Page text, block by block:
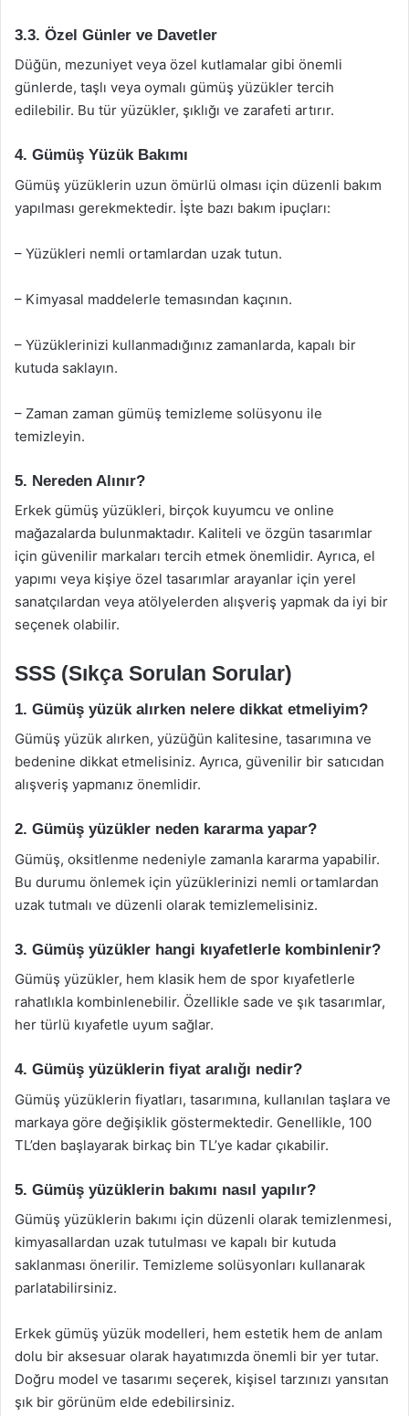
3.3. Özel Günler ve Davetler
Düğün, mezuniyet veya özel kutlamalar gibi önemli
günlerde, taşlı veya oymalı gümüş yüzükler tercih
edilebilir. Bu tür yüzükler, şıklığı ve zarafeti artırır.
4. Gümüş Yüzük Bakımı
Gümüş yüzüklerin uzun ömürlü olması için düzenli bakım
yapılması gerekmektedir. İşte bazı bakım ipuçları:
– Yüzükleri nemli ortamlardan uzak tutun.
– Kimyasal maddelerle temasından kaçının.
– Yüzüklerinizi kullanmadığınız zamanlarda, kapalı bir
kutuda saklayın.
– Zaman zaman gümüş temizleme solüsyonu ile
temizleyin.
5. Nereden Alınır?
Erkek gümüş yüzükleri, birçok kuyumcu ve online
mağazalarda bulunmaktadır. Kaliteli ve özgün tasarımlar
için güvenilir markaları tercih etmek önemlidir. Ayrıca, el
yapımı veya kişiye özel tasarımlar arayanlar için yerel
sanatçılardan veya atölyelerden alışveriş yapmak da iyi bir
seçenek olabilir.
SSS (Sıkça Sorulan Sorular)
1. Gümüş yüzük alırken nelere dikkat etmeliyim?
Gümüş yüzük alırken, yüzüğün kalitesine, tasarımına ve
bedenine dikkat etmelisiniz. Ayrıca, güvenilir bir satıcıdan
alışveriş yapmanız önemlidir.
2. Gümüş yüzükler neden kararma yapar?
Gümüş, oksitlenme nedeniyle zamanla kararma yapabilir.
Bu durumu önlemek için yüzüklerinizi nemli ortamlardan
uzak tutmalı ve düzenli olarak temizlemelisiniz.
3. Gümüş yüzükler hangi kıyafetlerle kombinlenir?
Gümüş yüzükler, hem klasik hem de spor kıyafetlerle
rahatlıkla kombinlenebilir. Özellikle sade ve şık tasarımlar,
her türlü kıyafetle uyum sağlar.
4. Gümüş yüzüklerin fiyat aralığı nedir?
Gümüş yüzüklerin fiyatları, tasarımına, kullanılan taşlara ve
markaya göre değişiklik göstermektedir. Genellikle, 100
TL’den başlayarak birkaç bin TL’ye kadar çıkabilir.
5. Gümüş yüzüklerin bakımı nasıl yapılır?
Gümüş yüzüklerin bakımı için düzenli olarak temizlenmesi,
kimyasallardan uzak tutulması ve kapalı bir kutuda
saklanması önerilir. Temizleme solüsyonları kullanarak
parlatabilirsiniz.
Erkek gümüş yüzük modelleri, hem estetik hem de anlam
dolu bir aksesuar olarak hayatımızda önemli bir yer tutar.
Doğru model ve tasarımı seçerek, kişisel tarzınızı yansıtan
şık bir görünüm elde edebilirsiniz.